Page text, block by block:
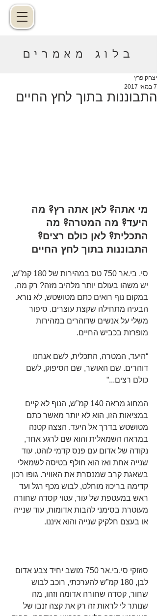
בלוג מאמרים
התבוננות בתוך לחץ החיים
יצחק פרץ
7 במאי 2017
מי אתה? לאן אתה רץ? מה
היעד? מה המטרה? מה
התכלית? לאן כולם רצים?
התבוננות בתוך לחץ החיים
סי. בי.אר 750 טס במהירות של 180 קמ”ש,
יש משהו בעולם יותר מלהיב מזה? רק מה,
במקום נוף רואים כתם מטושטש, לא נורא.
הבעיה מתחילה שקצת עוצרים. סיפור
משלי על אנשים שדוהרים במהירות
מופרזת בכביש החיים.
“היעד, המטרה, התכלית, לשם אנחנו
דוהרים. שם האושר, שם הסיפוק, לשם
כולם רצים...”
המחוג מראה 140 קמ”ש, הנוף לא קיים
במציאות הזו, הוא לא יותר מאשר כתם
מטושטש בדרך אל היעד. הצצה קטנה
במראה השמאלית והוא שם לרגע אחד,
נקודה של אדום עם פנס קדמי לוהט. עוד
שנייה אחת ואז הוא חולף בטיסה לשמאלי
בשאגת קרב שמנסרת את האוויר. גופו רכון
קדימה בריכוז מוחלט, לבוש מכף רגל ועד
ראש במעטפת של עור, עטוי קסדה שחורה
מעוטרת בסימני להבות אדומות, עוד שנייה
או בעצם חלקיק שנייה והוא איננו.
סוזוקי סי.בי.אר 750 מושב יחיד צבע אדום
לבן, 180 קמ”ש להערכתי, רוכב לבוש
שחור, קסדה שחורה אדומה וזהו, מה
שנותר לי לראות זה רק את קצה זנבו של